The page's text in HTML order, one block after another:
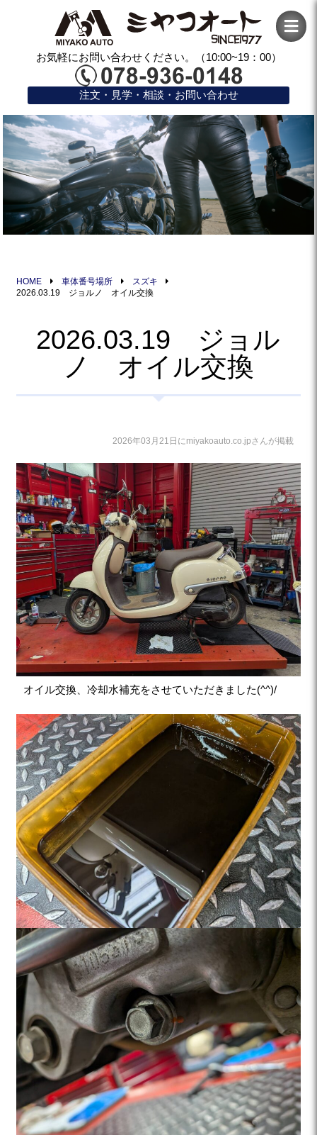
お気軽にお問い合わせください。（10:00~19：00）
注文・見学・相談・お問い合わせ
HOME 車体番号場所
スズキ
2026.03.19 ジョルノ オイル交換
2026.03.19 ジョル
ノ オイル交換
2026年03月21日にmiyakoauto.co.jpさんが掲載
オイル交換、冷却水補充をさせていただきました(^^)/